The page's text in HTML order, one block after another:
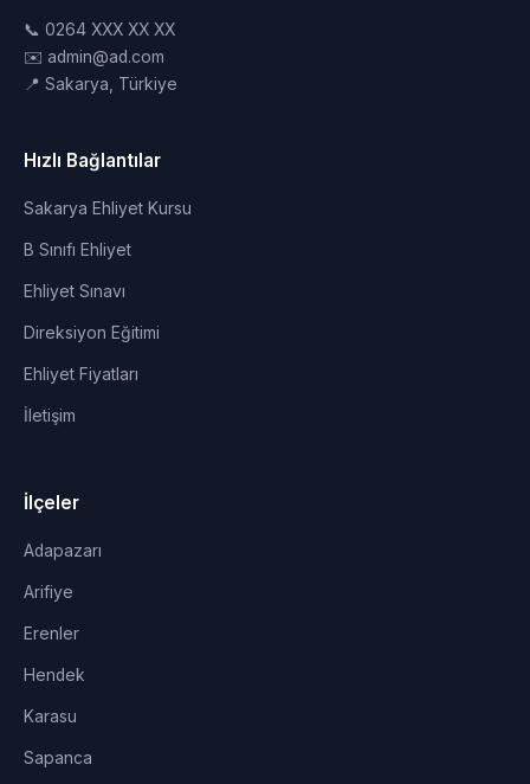
📞 0264 XXX XX XX
✉️ admin@ad.com
📍 Sakarya, Türkiye
Hızlı Bağlantılar
Sakarya Ehliyet Kursu
B Sınıfı Ehliyet
Ehliyet Sınavı
Direksiyon Eğitimi
Ehliyet Fiyatları
İletişim
İlçeler
Adapazarı
Arifiye
Erenler
Hendek
Karasu
Sapanca